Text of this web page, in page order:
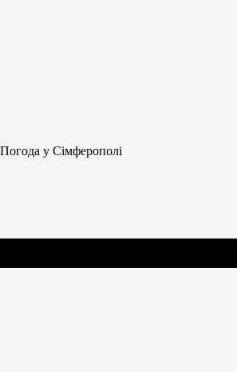
Погода у Сімферополі